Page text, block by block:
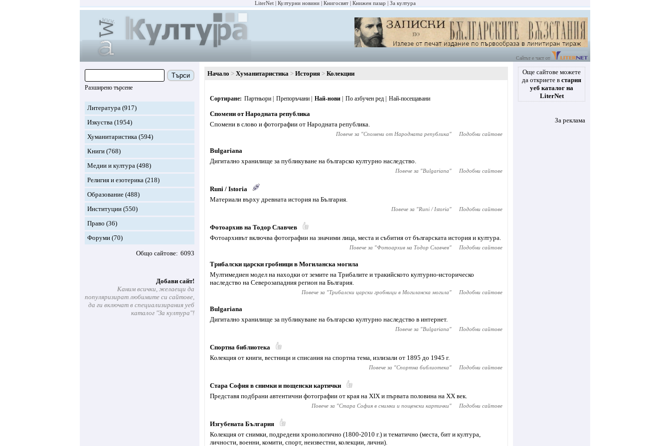
LiterNet Културни новини Книгосвят Книжен пазар За култура
Сайтът е част от
Търси
Разширено търсене
Литература (917)
Изкуства (1954)
Хуманитаристика (594)
Книги (768)
Медии и култура (498)
Религия и езотерика (218)
Образование (488)
Институции (550)
Право (36)
Форуми (70)
Общо сайтове 6093
Добави сайт!
Каним всички, желаещи да
популяризират любимите си сайтове,
да ги включат в специализирания уеб
каталог "За култура"!
Начало Хуманитаристика История Колекции
Сортиране Партньори Препоръчани Най-нови По азбучен ред Най-посещавани
Спомени от Народната република
Спомени в слово и фотографии от Народната република.
Повече за "Спомени от Народната република" Подобни сайтове
Bulgariana
Дигитално хранилище за публикуване на българско културно наследство.
Повече за "Bulgariana" Подобни сайтове
Runi / Istoria
Материали върху древната история на България.
Повече за "Runi / Istoria" Подобни сайтове
Фотоархив на Тодор Славчев
Фотоархивът включва фотографии на значими лица, места и събития от българската история и култура.
Повече за "Фотоархив на Тодор Славчев" Подобни сайтове
Трибалски царски гробници в Могиланска могила
Мултимедиен модел на находки от земите на Трибалите и тракийското културно-историческо
наследство на Северозападния регион на България.
Повече за "Трибалски царски гробници в Могиланска могила" Подобни сайтове
Bulgariana
Дигитално хранилище за публикуване на българско културно наследство в интернет.
Повече за "Bulgariana" Подобни сайтове
Спортна библиотека
Колекция от книги, вестници и списания на спортна тема, излизали от 1895 до 1945 г.
Повече за "Спортна библиотека" Подобни сайтове
Стара София в снимки и пощенски картички
Представя подбрани автентични фотографии от края на XIX и първата половина на XX век.
Повече за "Стара София в снимки и пощенски картички" Подобни сайтове
Изгубената България
Колекция от снимки, подредени хронологично (1800-2010 г.) и тематично (места, бит и култура,
личности, военни, комити, спорт, неизвестни, колекции, лични).
Още сайтове можете
да откриете в стария
уеб каталог на
LiterNet
За реклама